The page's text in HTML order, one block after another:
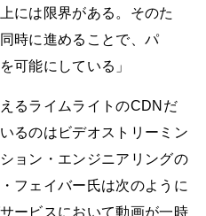
には限界がある。そのた
時に進めることで、パ
可能にしている」
るライムライトのCDNだ
るのはビデオストリーミン
ョン・エンジニアリングの
フェイバー氏は次のように
ービスにおいて動画が一時